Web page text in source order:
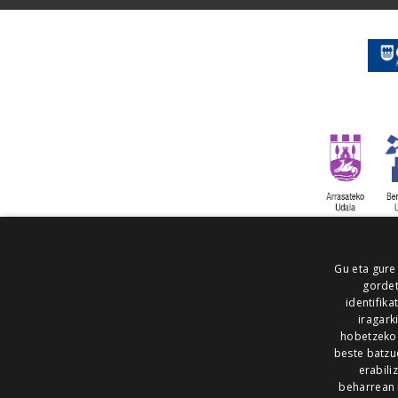
Gu eta
hobetzeko.
beste
beharrean